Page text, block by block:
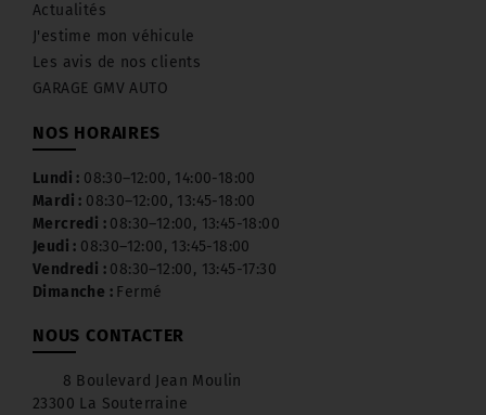
Actualités
J'estime mon véhicule
Les avis de nos clients
GARAGE GMV AUTO
NOS HORAIRES
Lundi : 08:30–12:00, 14:00-18:00
Mardi : 08:30–12:00, 13:45-18:00
Mercredi : 08:30–12:00, 13:45-18:00
Jeudi : 08:30–12:00, 13:45-18:00
Vendredi : 08:30–12:00, 13:45-17:30
Dimanche : Fermé
NOUS CONTACTER
8 Boulevard Jean Moulin
23300 La Souterraine